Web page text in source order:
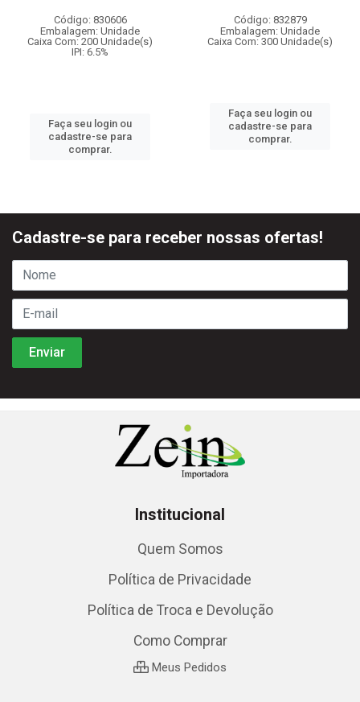
Código: 830606
Embalagem: Unidade
Caixa Com: 200 Unidade(s)
IPI: 6.5%
Faça seu login ou
cadastre-se para
comprar.
Código: 832879
Embalagem: Unidade
Caixa Com: 300 Unidade(s)
Faça seu login ou
cadastre-se para
comprar.
Cadastre-se para receber nossas ofertas!
Institucional
Quem Somos
Política de Privacidade
Política de Troca e Devolução
Como Comprar
Meus Pedidos